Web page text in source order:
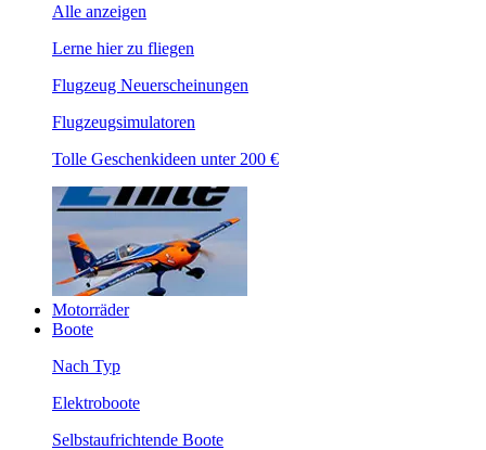
Alle anzeigen
Lerne hier zu fliegen
Flugzeug Neuerscheinungen
Flugzeugsimulatoren
Tolle Geschenkideen unter 200 €
Motorräder
Boote
Nach Typ
Elektroboote
Selbstaufrichtende Boote